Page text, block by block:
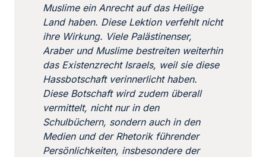
Muslime ein Anrecht auf das Heilige
Land haben. Diese Lektion verfehlt nicht
ihre Wirkung. Viele Palästinenser,
Araber und Muslime bestreiten weiterhin
das Existenzrecht Israels, weil sie diese
Hassbotschaft verinnerlicht haben.
Diese Botschaft wird zudem überall
vermittelt, nicht nur in den
Schulbüchern, sondern auch in den
Medien und der Rhetorik führender
Persönlichkeiten, insbesondere der